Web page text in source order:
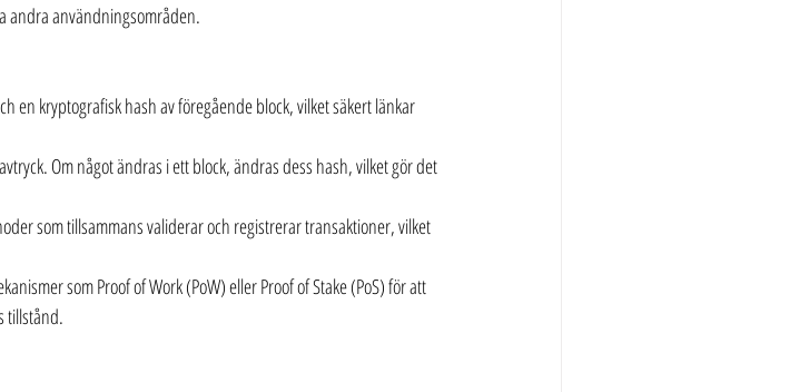
andra användningsområden.
en kryptografisk hash av föregående block, vilket säkert länkar
Om något ändras i ett block, ändras dess hash, vilket gör det
som tillsammans validerar och registrerar transaktioner, vilket
som Proof of Work (PoW) eller Proof of Stake (PoS) för att
tillstånd.